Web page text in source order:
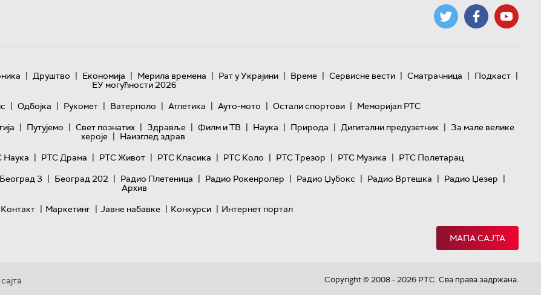
| Друштво | Економија | Мерила времена | Рат у Украјини | Време | Сервисне вести | Сматрачница | Подкаст |
ЕУ могућности 2026
| Одбојка | Рукомет | Ватерполо | Атлетика | Ауто-мото | Остали спортови | Меморијал РТС
| Путујемо | Свет познатих | Здравље | Филм и ТВ | Наука | Природа | Дигитални предузетник | За мале велике
хероје | Наизглед здрав
Наука | РТС Драма | РТС Живот | РТС Класика | РТС Коло | РТС Трезор | РТС Музика | РТС Полетарац
3 | Београд 202 | Радио Плетеница | Радио Рокенролер | Радио Џубокс | Радио Вртешка | Радио Џезер |
Архив
Контакт | Маркетинг | Јавне набавке | Конкурси | Интернет портал
МАПА САЈТА
Copyright © 2008 - 2026 РТС. Сва права задржана.